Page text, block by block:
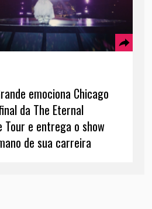
emociona Chicago
da The Eternal
Tour e entrega o show
de sua carreira